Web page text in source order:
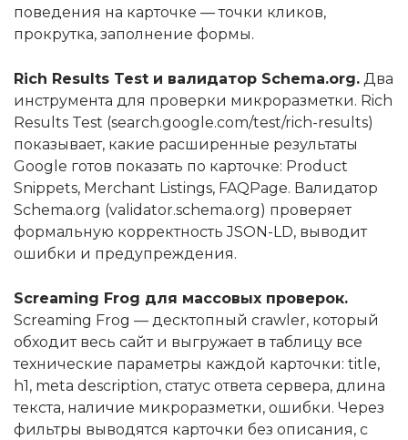
поведения на карточке — точки кликов,
прокрутка, заполнение формы.
Rich Results Test и валидатор Schema.org. Два
инструмента для проверки микроразметки. Rich
Results Test (search.google.com/test/rich-results)
показывает, какие расширенные результаты
Google готов показать по карточке: Product
Snippets, Merchant Listings, FAQPage. Валидатор
Schema.org (validator.schema.org) проверяет
формальную корректность JSON-LD, выводит
ошибки и предупреждения.
Screaming Frog для массовых проверок.
Screaming Frog — десктопный crawler, который
обходит весь сайт и выгружает в таблицу все
технические параметры каждой карточки: title,
h1, meta description, статус ответа сервера, длина
текста, наличие микроразметки, ошибки. Через
фильтры выводятся карточки без описания, с